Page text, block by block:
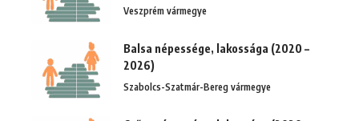
Veszprém vármegye
Balsa népessége, lakossága (2020 –
2026)
Szabolcs-Szatmár-Bereg vármegye